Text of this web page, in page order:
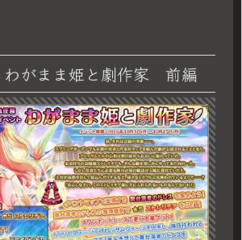
がまま姫と劇作家 前編